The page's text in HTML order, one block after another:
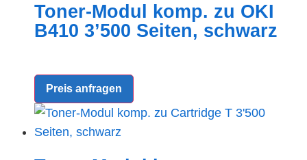
Toner-Modul komp. zu OKI
B410 3’500 Seiten, schwarz
Preis anfragen